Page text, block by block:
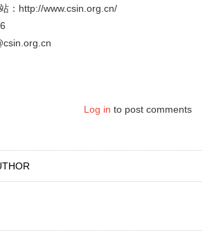
：http://www.csin.org.cn/
Log in to post comments